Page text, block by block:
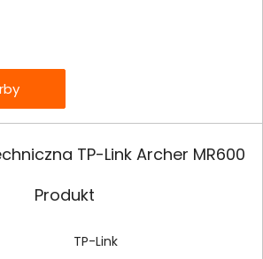
TP-Link Archer MR600
Produkt
TP-Link